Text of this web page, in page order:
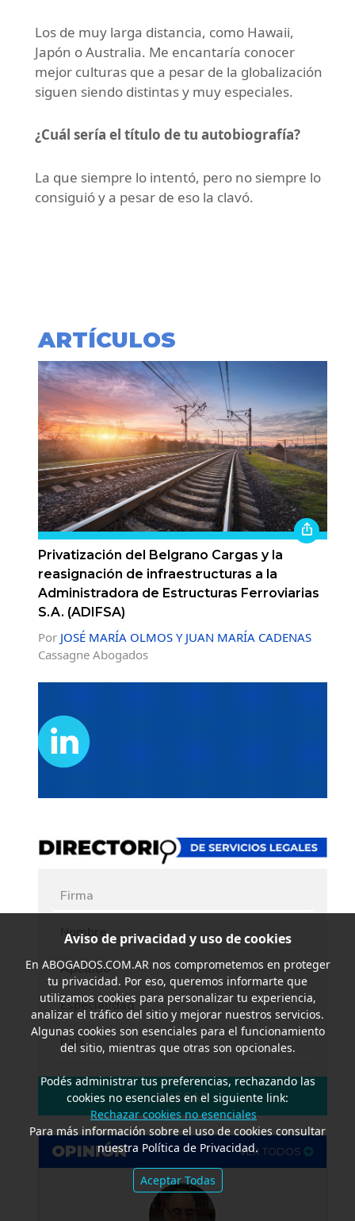
Los de muy larga distancia, como Hawaii,
Japón o Australia. Me encantaría conocer
mejor culturas que a pesar de la globalización
siguen siendo distintas y muy especiales.
¿Cuál sería el título de tu autobiografía?
La que siempre lo intentó, pero no siempre lo
consiguió y a pesar de eso la clavó.
ARTÍCULOS
Privatización del Belgrano Cargas y la
reasignación de infraestructuras a la
Administradora de Estructuras Ferroviarias
S.A. (ADIFSA)
Por JOSÉ MARÍA OLMOS Y JUAN MARÍA CADENAS
Cassagne Abogados
BUSCAR
OPINIÓN VER TODOS
Aviso de privacidad y uso de cookies
En ABOGADOS.COM.ARnos comprometemos en proteger
tu privacidad. Por eso, queremos informarte que
utilizamos cookies para personalizar tu experiencia,
analizar el tráfico del sitio y mejorar nuestros servicios.
Algunas cookies son esenciales para el funcionamiento
del sitio, mientras que otras son opcionales.
Podés administrar tus preferencias, rechazando las
cookies no esenciales en el siguiente link:
Rechazar cookies no esenciales
Para más información sobre el uso de cookies consultar
nuestra Política de Privacidad.
Aceptar Todas